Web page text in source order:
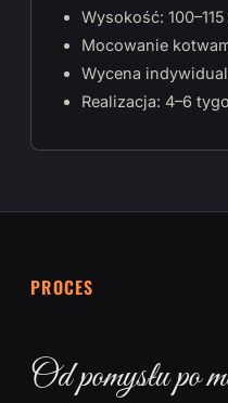
Wysokość:
Mocowanie
Wycena
Realizacja: 4–6
PROCES
Od pomysłu po